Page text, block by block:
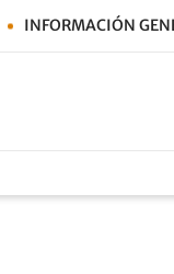
INFORMACIÓN